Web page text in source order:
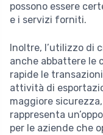
possono essere
e i servizi forniti.
Inoltre, l’utilizzo di
anche abbattere le
rapide le
attività di
maggiore
rappresenta
per le aziende che